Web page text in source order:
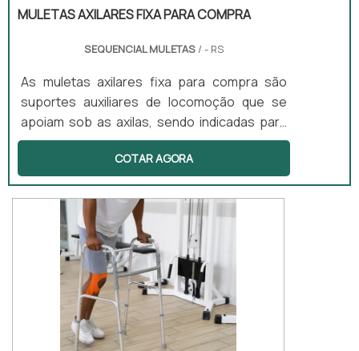
MULETAS AXILARES FIXA PARA COMPRA
SEQUENCIAL MULETAS / - RS
As muletas axilares fixa para compra são
suportes auxiliares de locomoção que se
apoiam sob as axilas, sendo indicadas para
uso temporário em casos de lesão. Elas
oferecem estabilidade e reduzem a carga
nos membros inferiores, permitindo que o
usuário se mova com mais segurança. O
produto é ajustável em altura e conta com
apoio acolchoado, proporcionando conforto
durante o uso. Essas muletas são adequadas
tanto para uso ambulatorial quanto domiciliar.
COTAR AGORA